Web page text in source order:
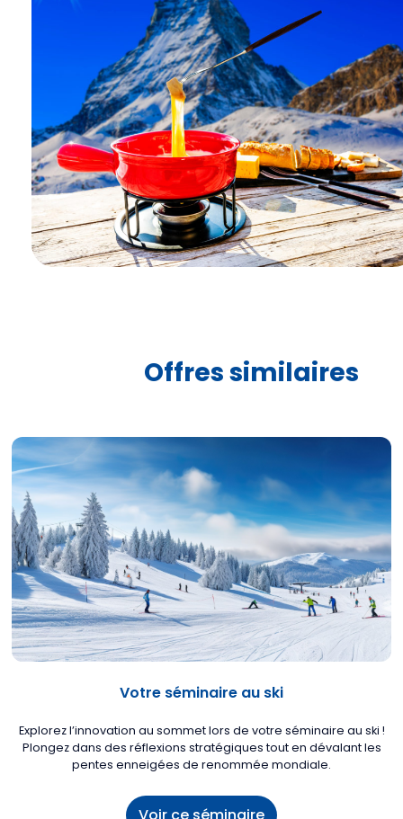
Offres similaires
Votre séminaire au ski
Explorez l’innovation au sommet lors de votre séminaire au ski !
Plongez dans des réflexions stratégiques tout en dévalant les
pentes enneigées de renommée mondiale.